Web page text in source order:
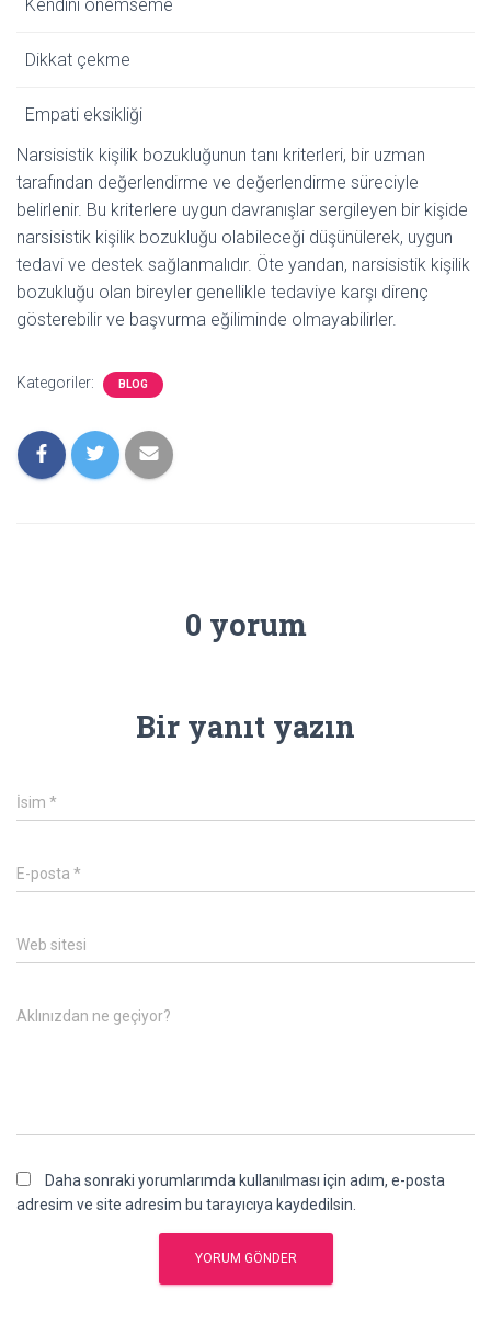
Kendini önemseme
Dikkat çekme
Empati eksikliği
Narsisistik kişilik bozukluğunun tanı kriterleri, bir uzman
tarafından değerlendirme ve değerlendirme süreciyle
belirlenir. Bu kriterlere uygun davranışlar sergileyen bir kişide
narsisistik kişilik bozukluğu olabileceği düşünülerek, uygun
tedavi ve destek sağlanmalıdır. Öte yandan, narsisistik kişilik
bozukluğu olan bireyler genellikle tedaviye karşı direnç
gösterebilir ve başvurma eğiliminde olmayabilirler.
Kategoriler: BLOG
0 yorum
Bir yanıt yazın
İsim *
E-posta *
Web sitesi
Aklınızdan ne geçiyor?
Daha sonraki yorumlarımda kullanılması için adım, e-posta
adresim ve site adresim bu tarayıcıya kaydedilsin.